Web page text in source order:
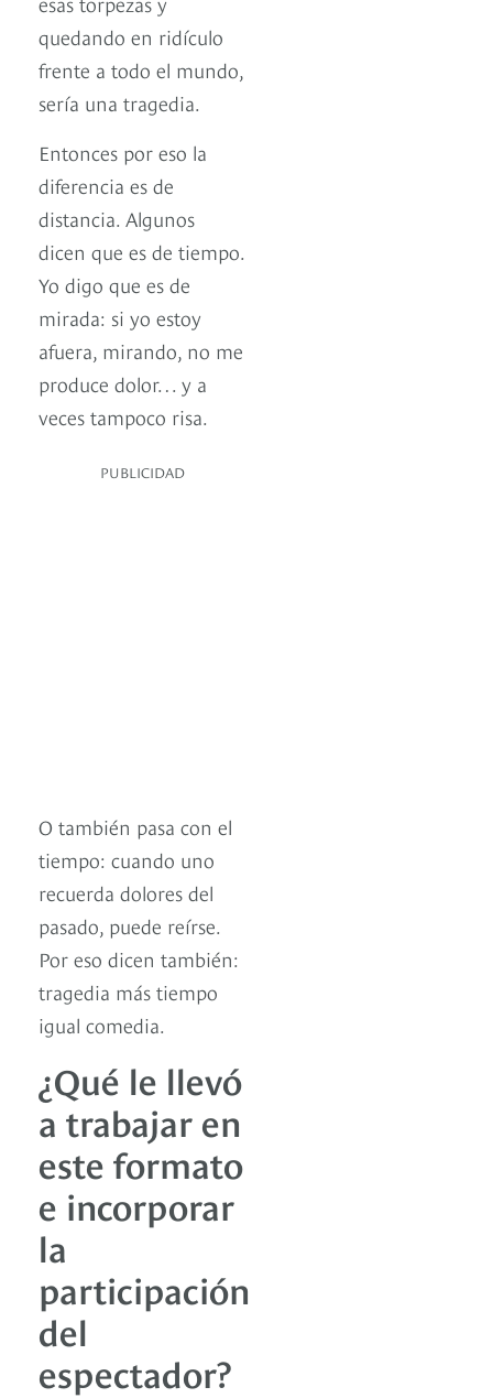
quedando en ridículo
frente a todo el mundo,
sería una tragedia.
Entonces por eso la
diferencia es de
distancia. Algunos
dicen que es de tiempo.
Yo digo que es de
mirada: si yo estoy
afuera, mirando, no me
produce dolor… y a
veces tampoco risa.
PUBLICIDAD
O también pasa con el
tiempo: cuando uno
recuerda dolores del
pasado, puede reírse.
Por eso dicen también:
tragedia más tiempo
igual comedia.
¿Qué le llevó
a trabajar en
este formato
e incorporar
la
participación
del
espectador?